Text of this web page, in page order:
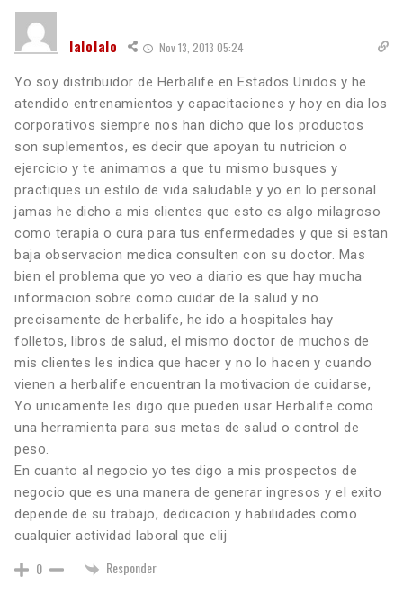
lalolalo Nov 13, 2013 05:24
Yo soy distribuidor de Herbalife en Estados Unidos y he
atendido entrenamientos y capacitaciones y hoy en dia los
corporativos siempre nos han dicho que los productos
son suplementos, es decir que apoyan tu nutricion o
ejercicio y te animamos a que tu mismo busques y
practiques un estilo de vida saludable y yo en lo personal
jamas he dicho a mis clientes que esto es algo milagroso
como terapia o cura para tus enfermedades y que si estan
baja observacion medica consulten con su doctor. Mas
bien el problema que yo veo a diario es que hay mucha
informacion sobre como cuidar de la salud y no
precisamente de herbalife, he ido a hospitales hay
folletos, libros de salud, el mismo doctor de muchos de
mis clientes les indica que hacer y no lo hacen y cuando
vienen a herbalife encuentran la motivacion de cuidarse,
Yo unicamente les digo que pueden usar Herbalife como
una herramienta para sus metas de salud o control de
peso.
En cuanto al negocio yo tes digo a mis prospectos de
negocio que es una manera de generar ingresos y el exito
depende de su trabajo, dedicacion y habilidades como
cualquier actividad laboral que elij
0 Responder